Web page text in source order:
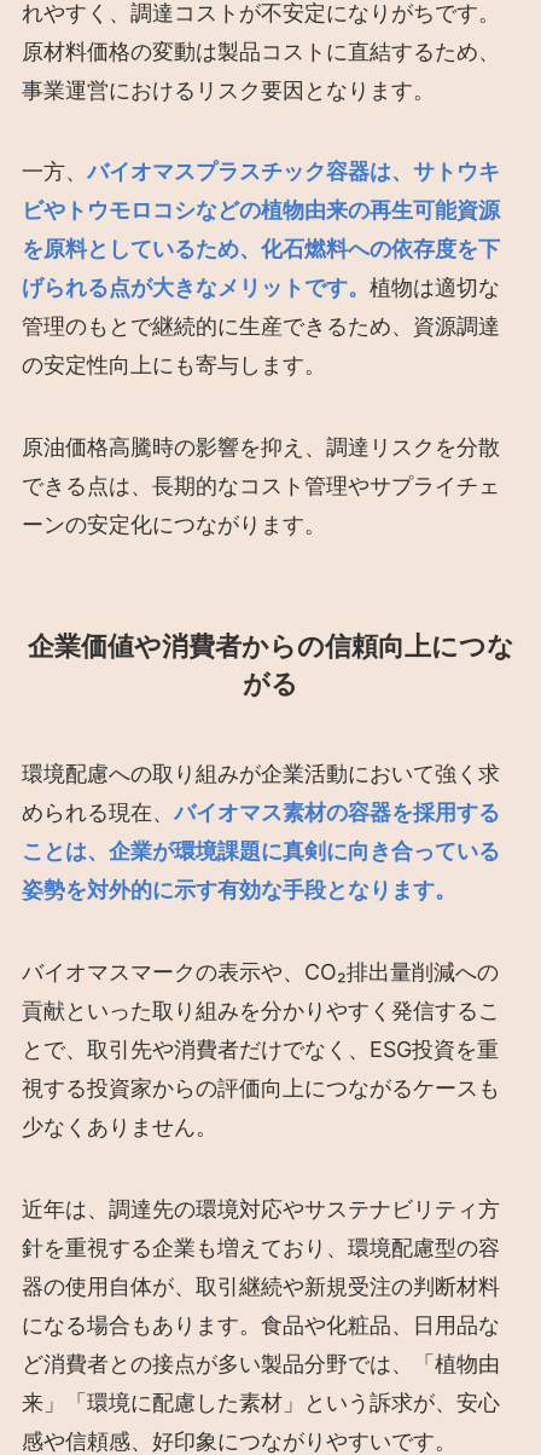
れやすく、調達コストが不安定になりがちです。
原材料価格の変動は製品コストに直結するため、
事業運営におけるリスク要因となります。
一方、バイオマスプラスチック容器は、サトウキ
ビやトウモロコシなどの植物由来の再生可能資源
を原料としているため、化石燃料への依存度を下
げられる点が大きなメリットです。 植物は適切な
管理のもとで継続的に生産できるため、資源調達
の安定性向上にも寄与します。
原油価格高騰時の影響を抑え、調達リスクを分散
できる点は、長期的なコスト管理やサプライチェ
ーンの安定化につながります。
企業価値や消費者からの信頼向上につな
がる
環境配慮への取り組みが企業活動において強く求
められる現在、バイオマス素材の容器を採用する
ことは、企業が環境課題に真剣に向き合っている
姿勢を対外的に示す有効な手段となります。
バイオマスマークの表示や、CO₂排出量削減への
貢献といった取り組みを分かりやすく発信するこ
とで、取引先や消費者だけでなく、ESG投資を重
視する投資家からの評価向上につながるケースも
少なくありません。
近年は、調達先の環境対応やサステナビリティ方
針を重視する企業も増えており、環境配慮型の容
器の使用自体が、取引継続や新規受注の判断材料
になる場合もあります。食品や化粧品、日用品な
ど消費者との接点が多い製品分野では、「植物由
来」「環境に配慮した素材」という訴求が、安心
感や信頼感、好印象につながりやすいです。